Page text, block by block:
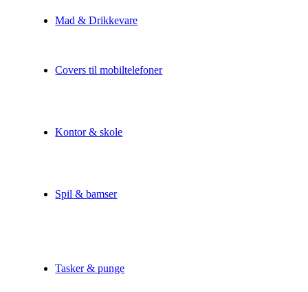
Mad & Drikkevare
Covers til mobiltelefoner
Kontor & skole
Spil & bamser
Tasker & punge